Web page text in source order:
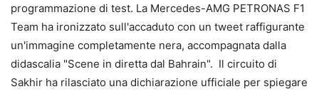
programmazione di test. La Mercedes-AMG PETRONAS F1
Team ha ironizzato sull'accaduto con un tweet raffigurante
un'immagine completamente nera, accompagnata dalla
didascalia "Scene in diretta dal Bahrain". Il circuito di
Sakhir ha rilasciato una dichiarazione ufficiale per spiegare